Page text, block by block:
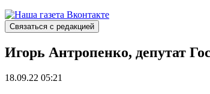
Связаться с редакцией
Игорь Антропенко, депутат
18.09.22 05:21